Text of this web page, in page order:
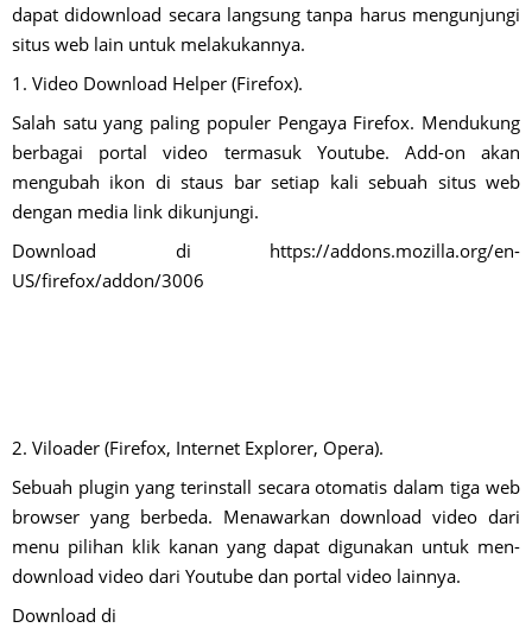
dapat didownload secara langsung tanpa harus mengunjungi
situs web lain untuk melakukannya.
1. Video Download Helper (Firefox).
Salah satu yang paling populer Pengaya Firefox. Mendukung
berbagai portal video termasuk Youtube. Add-on akan
mengubah ikon di staus bar setiap kali sebuah situs web
dengan media link dikunjungi.
Download di https://addons.mozilla.org/en-
US/firefox/addon/3006
2. Viloader (Firefox, Internet Explorer, Opera).
Sebuah plugin yang terinstall secara otomatis dalam tiga web
browser yang berbeda. Menawarkan download video dari
menu pilihan klik kanan yang dapat digunakan untuk men-
download video dari Youtube dan portal video lainnya.
Download di